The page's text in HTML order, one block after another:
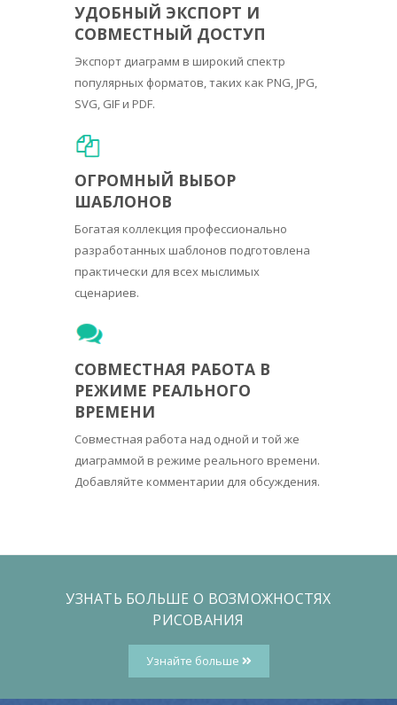
УДОБНЫЙ ЭКСПОРТ И
СОВМЕСТНЫЙ ДОСТУП
Экспорт диаграмм в широкий спектр
популярных форматов, таких как PNG, JPG,
SVG, GIF и PDF.
ОГРОМНЫЙ ВЫБОР
ШАБЛОНОВ
Богатая коллекция профессионально
разработанных шаблонов подготовлена
практически для всех мыслимых
сценариев.
СОВМЕСТНАЯ РАБОТА В
РЕЖИМЕ РЕАЛЬНОГО
ВРЕМЕНИ
Совместная работа над одной и той же
диаграммой в режиме реального времени.
Добавляйте комментарии для обсуждения.
УЗНАТЬ БОЛЬШЕ О ВОЗМОЖНОСТЯХ
РИСОВАНИЯ
Узнайте больше